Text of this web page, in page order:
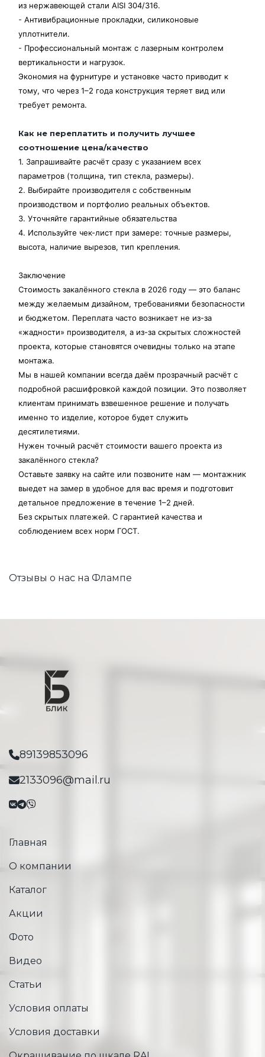
из нержавеющей стали AISI 304/316.
- Антивибрационные прокладки, силиконовые
уплотнители.
- Профессиональный монтаж с лазерным контролем
вертикальности и нагрузок.
Экономия на фурнитуре и установке часто приводит к
тому, что через 1–2 года конструкция теряет вид или
требует ремонта.
Как не переплатить и получить лучшее
соотношение цена/качество
1. Запрашивайте расчёт сразу с указанием всех
параметров (толщина, тип стекла, размеры).
2. Выбирайте производителя с собственным
производством и портфолио реальных объектов.
3. Уточняйте гарантийные обязательства
4. Используйте чек-лист при замере: точные размеры,
высота, наличие вырезов, тип крепления.
Заключение
Стоимость закалённого стекла в 2026 году — это баланс
между желаемым дизайном, требованиями безопасности
и бюджетом. Переплата часто возникает не из-за
«жадности» производителя, а из-за скрытых сложностей
проекта, которые становятся очевидны только на этапе
монтажа.
Мы в нашей компании всегда даём прозрачный расчёт с
подробной расшифровкой каждой позиции. Это позволяет
клиентам принимать взвешенное решение и получать
именно то изделие, которое будет служить
десятилетиями.
Нужен точный расчёт стоимости вашего проекта из
закалённого стекла?
Оставьте заявку на сайте или позвоните нам — монтажник
выедет на замер в удобное для вас время и подготовит
детальное предложение в течение 1–2 дней.
Без скрытых платежей. С гарантией качества и
соблюдением всех норм ГОСТ.
Отзывы о нас на Флампе
89139853096
2133096@mail.ru
Главная
О компании
Каталог
Акции
Фото
Видео
Статьи
Условия оплаты
Условия доставки